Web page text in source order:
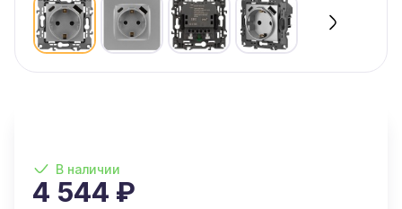
В наличии
4 544 ₽